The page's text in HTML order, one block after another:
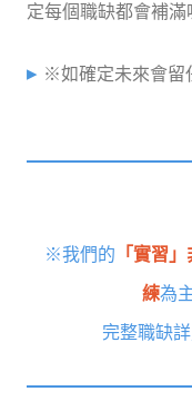
定每個職缺都會補滿
※如確定未來會留
※我們的 「實習」
練為
完整職缺